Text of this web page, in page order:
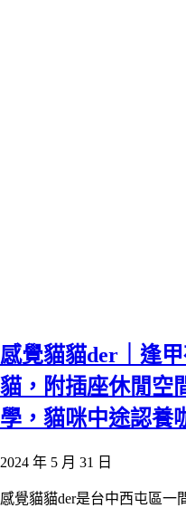
感覺貓貓der｜逢
貓，附插座休閒空
學，貓咪中途認養
2024 年 5 月 31 日
感覺貓貓der是台中西屯區一